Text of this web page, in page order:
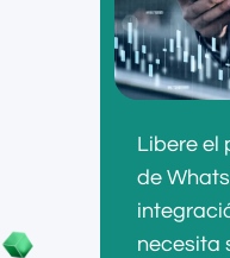
Libere el
de
necesita